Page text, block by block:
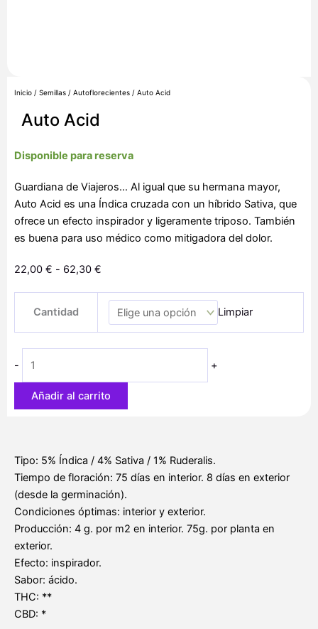
Inicio / Semillas / Autoflorecientes / Auto Acid
Auto Acid
Disponible para reserva
Guardiana de Viajeros… Al igual que su hermana mayor,
Auto Acid es una Índica cruzada con un híbrido Sativa, que
ofrece un efecto inspirador y ligeramente triposo. También
es buena para uso médico como mitigadora del dolor.
22,00 € - 62,30 €
precios:
desde
22,00 €
Cantidad Limpiar
-
Acid
cantidad
+
Añadir al carrito
Tipo: 5% Índica / 4% Sativa / 1% Ruderalis.
Tiempo de floración: 75 días en interior. 8 días en exterior
(desde la germinación).
Condiciones óptimas: interior y exterior.
Producción: 4 g. por m2 en interior. 75g. por planta en
exterior.
Efecto: inspirador.
Sabor: ácido.
THC: **
CBD: *